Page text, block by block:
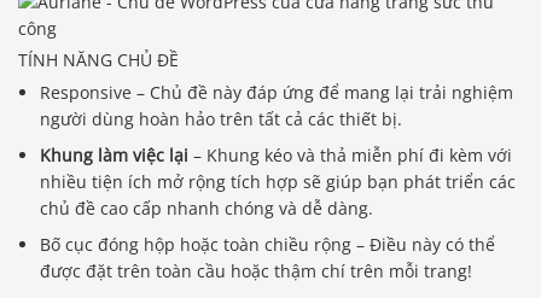
TÍNH NĂNG CHỦ ĐỀ
Responsive – Chủ đề này đáp ứng để mang lại trải nghiệm
người dùng hoàn hảo trên tất cả các thiết bị.
Khung làm việc lại– Khung kéo và thả miễn phí đi kèm với
nhiều tiện ích mở rộng tích hợp sẽ giúp bạn phát triển các
chủ đề cao cấp nhanh chóng và dễ dàng.
Bố cục đóng hộp hoặc toàn chiều rộng – Điều này có thể
được đặt trên toàn cầu hoặc thậm chí trên mỗi trang!